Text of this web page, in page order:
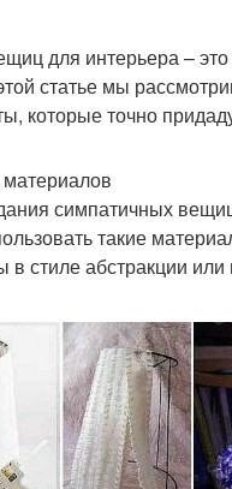
для интерьера –
статье мы
которые точно
симпатичных
такие
стиле абстракции